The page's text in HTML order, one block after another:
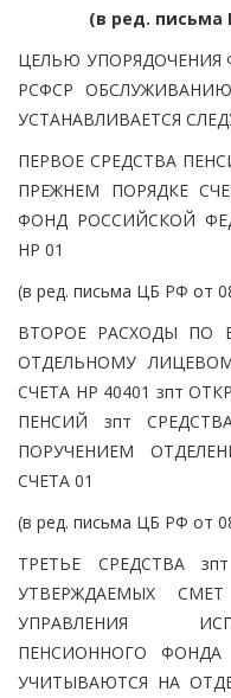
(в ред. письма
ЦЕЛЬЮ УПОРЯДОЧЕНИЯ
РСФСР
УСТАНАВЛИВАЕТСЯ
ПЕРВОЕ СРЕДСТВА
ПРЕЖНЕМ ПОРЯДКЕ
ФОНД РОССИЙСКОЙ
НР 01
(в ред. письма ЦБ РФ от
ВТОРОЕ РАСХОДЫ ПО
ОТДЕЛЬНОМУ
СЧЕТА НР 40401 зпт
ПЕНСИЙ зпт
ПОРУЧЕНИЕМ
СЧЕТА 01
(в ред. письма ЦБ РФ от
ТРЕТЬЕ СРЕДСТВА
УТВЕРЖДАЕМЫХ
УПРАВЛЕНИЯ
ПЕНСИОННОГО ФОНДА
УЧИТЫВАЮТСЯ НА